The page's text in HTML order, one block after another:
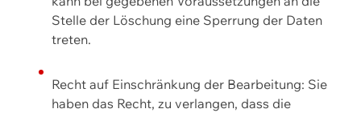
Stelle der Löschung eine Sperrung der Daten
treten.
Recht auf Einschränkung der Bearbeitung: Sie
haben das Recht, zu verlangen, dass die